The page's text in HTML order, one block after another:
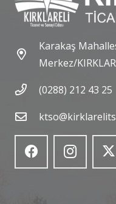
Karakaş
Merkez/
(0288) 212 43 25